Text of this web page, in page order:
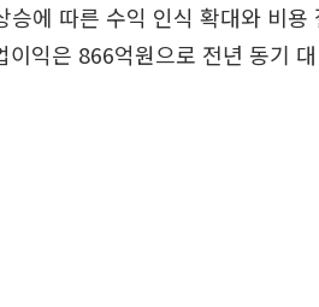
에 따른 수익 인식 확대와 비용
익은 866억원으로 전년 동기